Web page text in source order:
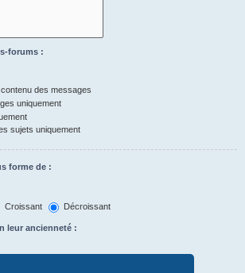
forums :
des messages
uniquement
sujets uniquement
forme de :
Croissant
Décroissant
leur ancienneté :